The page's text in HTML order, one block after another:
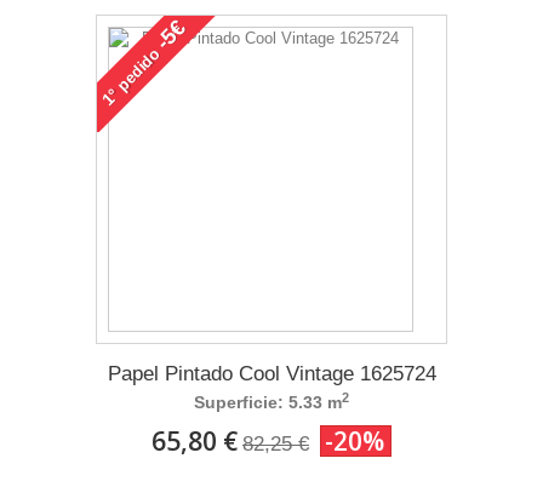
1°
pedido
-5€
Papel Pintado Cool Vintage 1625724
Superficie: 5.33 m2
65,80 € 82,25 € -20%